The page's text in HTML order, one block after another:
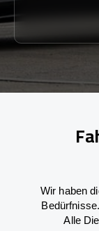
Wir haben
Alle